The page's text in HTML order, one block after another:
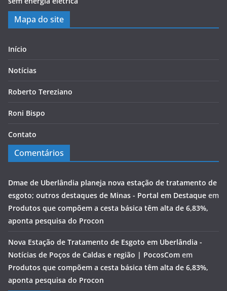
Mapa do site
Início
Notícias
Roberto Tereziano
Roni Bispo
Contato
Comentários
Dmae de Uberlândia planeja nova estação de tratamento de
esgoto; outros destaques de Minas - Portal em Destaque em
Produtos que compõem a cesta básica têm alta de 6,83%,
aponta pesquisa do Procon
Nova Estação de Tratamento de Esgoto em Uberlândia -
Notícias de Poços de Caldas e região | PocosCom em
Produtos que compõem a cesta básica têm alta de 6,83%,
aponta pesquisa do Procon